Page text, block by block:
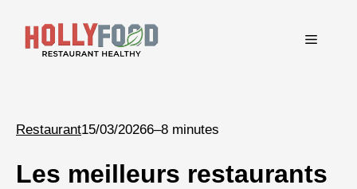
contenu
Menu
Restaurant15/03/20266–8 minutes
Les meilleurs restaurants